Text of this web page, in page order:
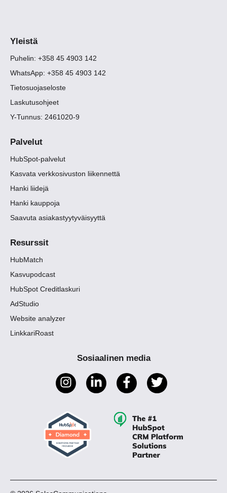
Yleistä
Puhelin: +358 45 4903 142
WhatsApp: +358 45 4903 142
Tietosuojaseloste
Laskutusohjeet
Y-Tunnus: 2461020-9
Palvelut
HubSpot-palvelut
Kasvata verkkosivuston liikennettä
Hanki liidejä
Hanki kauppoja
Saavuta asiakastyytyväisyyttä
Resurssit
HubMatch
Kasvupodcast
HubSpot Creditlaskuri
AdStudio
Website analyzer
LinkkariRoast
Sosiaalinen media